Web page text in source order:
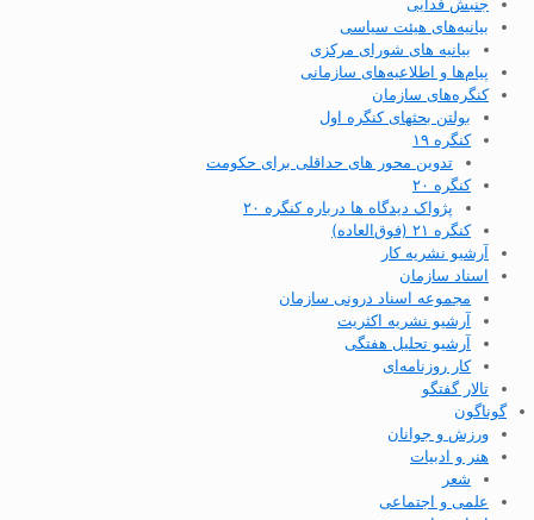
بیانیه‌های هیئت سیاسی
بیانیه های شورای مرکزی
پیام‌ها و اطلاعیه‌های سازمانی
کنگره‌های سازمان
بولتن بحثهای کنگره اول
کنگره ۱۹
تدوین محور های حداقلی برای حکومت
کنگره ۲۰
پژواک دیدگاه ها درباره کنگره ۲۰
کنگره ۲۱ (فوق‌العاده)
آرشیو نشریه کار
اسناد سازمان
مجموعه اسناد درونی سازمان
آرشیو نشریه اکثریت
آرشیو تحلیل هفتگی
کار روزنامه‌ای
تالار گفتگو
گوناگون
ورزش و جوانان
هنر و ادبیات
شعر
علمی و اجتماعی